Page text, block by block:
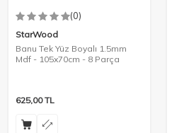
(0)
StarWood
Banu Tek Yüz Boyalı 1.5mm
Mdf - 105x70cm - 8 Parça
625,00TL